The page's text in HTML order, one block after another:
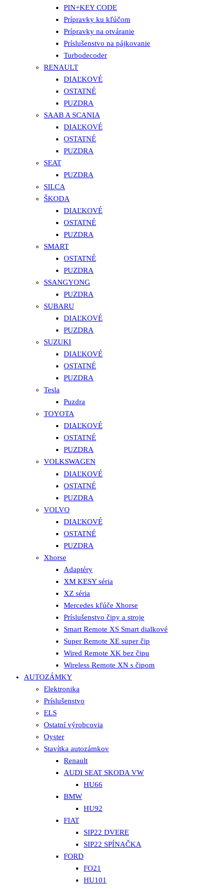
PIN+KEY CODE
Prípravky ku kľúčom
Prípravky na otváranie
Príslušenstvo na pájkovanie
Turbodecoder
RENAULT
DIAĽKOVÉ
OSTATNÉ
PUZDRA
SAAB A SCANIA
DIAĽKOVÉ
OSTATNÉ
PUZDRA
SEAT
PUZDRA
SILCA
ŠKODA
DIAĽKOVÉ
OSTATNÉ
PUZDRA
SMART
OSTATNÉ
PUZDRA
SSANGYONG
PUZDRA
SUBARU
DIAĽKOVÉ
PUZDRA
SUZUKI
DIAĽKOVÉ
OSTATNÉ
PUZDRA
Tesla
Puzdra
TOYOTA
DIAĽKOVÉ
OSTATNÉ
PUZDRA
VOLKSWAGEN
DIAĽKOVÉ
OSTATNÉ
PUZDRA
VOLVO
DIAĽKOVÉ
OSTATNÉ
PUZDRA
Xhorse
Adaptéry
XM KESY séria
XZ séria
Mercedes kľúče Xhorse
Príslušenstvo čipy a stroje
Smart Remote XS Smart dialkové
Super Remote XE super čip
Wired Remote XK bez čipu
Wireless Remote XN s čipom
AUTOZÁMKY
Elektronika
Príslušenstvo
ELS
Ostatní výrobcovia
Oyster
Stavítka autozámkov
Renault
AUDI SEAT SKODA VW
HU66
BMW
HU92
FIAT
SIP22 DVERE
SIP22 SPÍNAČKA
FORD
FO21
HU101